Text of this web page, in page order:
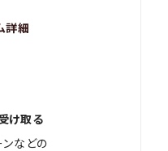
詳細
け取る
などの